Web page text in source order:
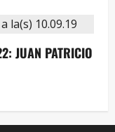
JUAN PATRICIO